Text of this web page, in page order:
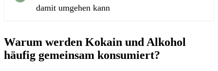
damit umgehen kann
Warum werden Kokain und Alkohol
häufig gemeinsam konsumiert?